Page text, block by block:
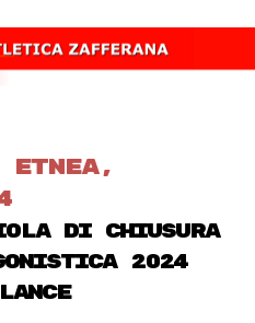
ETNEA,
DI CHIUSURA
2024